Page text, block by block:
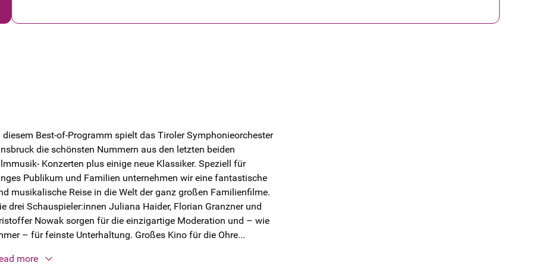
diesem Best-of-Programm spielt das Tiroler Symphonieorchester
die schönsten Nummern aus den letzten beiden
Konzerten plus einige neue Klassiker. Speziell für
Publikum und Familien unternehmen wir eine fantastische
musikalische Reise in die Welt der ganz großen Familienfilme.
drei Schauspieler:innen Juliana Haider, Florian Granzner und
Nowak sorgen für die einzigartige Moderation und – wie
– für feinste Unterhaltung. Großes Kino für die Ohre...
more